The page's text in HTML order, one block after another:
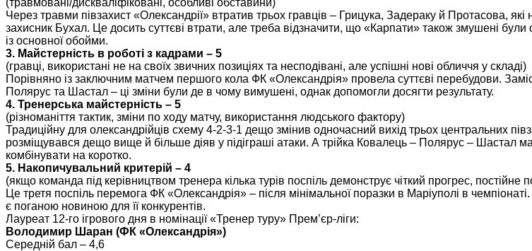
Через травми півзахист «Олександрії» втратив трьох гравців – Грицука, Задераку й Протасова,
захисник Бухал. Це досить суттєві втрати, але треба відзначити, що «Карпати» також змушені
із основної обойми.
3. Майстерність в роботі з кадрами – 5
(гравці, використані не на своїх звичних позиціях та несподівані, але успішні нові обличчя у складі)
Порівняно із заключним матчем першого кола ФК «Олександрія» провела суттєві перебудови.
Полярус та Шастал – ці зміни були де в чому вимушені, однак допомогли досягти результату.
4. Тренерська майстерність – 5
(різноманіття тактик, зміни по ходу матчу, використання людського фактору)
Традиційну для олександрійців схему 4-2-3-1 дещо змінив одночасний вихід трьох центральних
розміщувався дещо вище й більше діяв у підіграші атаки. А трійка Ковалець – Полярус – Шастал
комбінувати на коротко.
5. Накопичувальний критерій – 4
(якщо команда під керівництвом тренера кілька турів поспіль демонструє чіткий прогрес, постійне
Це третя поспіль перемога ФК «Олександрія» – після мінімальної поразки в Маріуполі в
є поганою новиною для її конкурентів.
Лауреат 12-го ігрового дня в номінації «Тренер туру» Прем’єр-ліги:
Володимир Шаран (ФК «Олександрія»)
Середній бал – 4,6